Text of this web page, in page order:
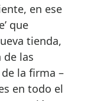
en ese
que
tienda,
de las
de la firma –
en todo el